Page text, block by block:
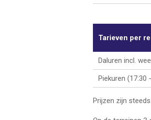
Tarieven per
Daluren incl.
Piekuren (17:30
Prijzen zijn